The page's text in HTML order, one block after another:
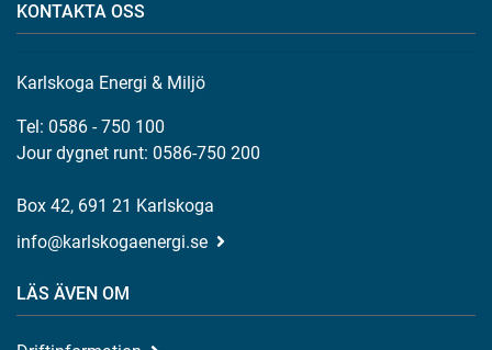
KONTAKTA OSS
Karlskoga Energi & Miljö
Tel: 0586 - 750 100
Jour dygnet runt: 0586-750 200
Box 42, 691 21 Karlskoga
info@karlskogaenergi.se
LÄS ÄVEN OM